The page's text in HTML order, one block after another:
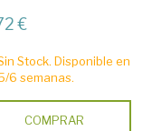
€
Stock. Disponible en
6 semanas.
COMPRAR